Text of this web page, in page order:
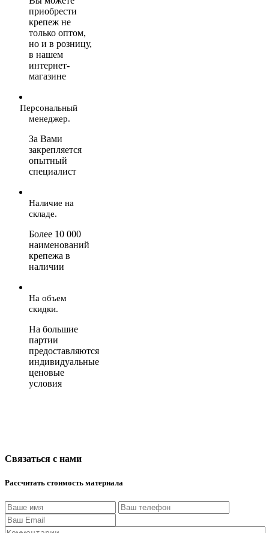
приобрести
крепеж не
только оптом,
но и в розницу,
в нашем
интернет-
магазине
Персональный
менеджер.
За Вами
закрепляется
опытный
специалист
Наличие на
складе.
Более 10 000
наименований
крепежа в
наличии
На объем
скидки.
На большие
партии
предоставляются
индивидуальные
ценовые
условия
Связаться с нами
Рассчитать стоимость материала